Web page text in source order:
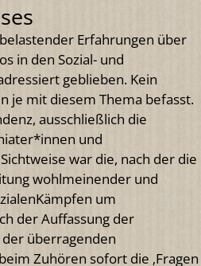
Erfahrungen über
in den Sozial- und
geblieben. Kein
je mit diesem Thema befasst.
ausschließlich die
und
war die, nach der die
wohlmeinender und
um
der Auffassung der
überragenden
Zuhören sofort die ‚Fragen